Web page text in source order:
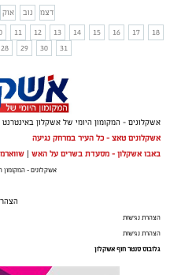
אוק נוב
דצמ
11 12 13 14 15 16 17
18
28 29 30 31
אשקלונים - המקומון היומי של אשקלון באינטרנט מאז
אשקלונים טאצ - כל העיר במרחק נגיעה
באבו אשקלון - מסעדת בשרים על האש |
אשקלונים - המקומון
הצהרת נגישות
הצהרת נגישות
גלובוס סנטר חוף אשקלון